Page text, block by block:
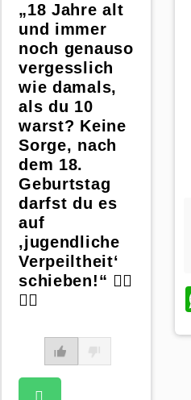
„18 Jahre alt
und immer
noch genauso
vergesslich
wie damals,
als du 10
warst? Keine
Sorge, nach
dem 18.
Geburtstag
darfst du es
auf
‚jugendliche
Verpeiltheit‘
schieben!“ 🤦‍♀️
🤷‍♂️